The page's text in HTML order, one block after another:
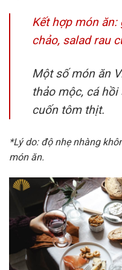
Kết hợp món ăn:
chảo, salad rau
Một số món ăn
thảo mộc, cá hồi
cuốn tôm thịt.
*Lý do: độ nhẹ nhàng
món ăn.